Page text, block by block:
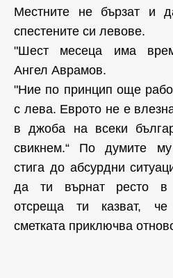
Местните не бързат и
спестените си левове.
"Шест месеца има
Ангел Аврамов.
"Ние по принцип още
с лева. Еврото не е
в джоба на всеки
свикнем.“ По думите
стига до абсурдни
да ти върнат ресто
отсреща ти казват,
сметката приключва